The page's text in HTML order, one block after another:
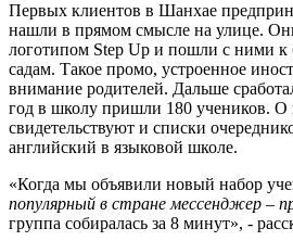
Первых клиентов в Шанхае
нашли в прямом смысле на улице.
логотипом Step Up и пошли с ними
садам. Такое промо, устроенное
внимание родителей. Дальше
год в школу пришли 180 учеников.
свидетельствуют и списки
английский в языковой школе.
«Когда мы объявили новый набор
популярный в стране мессенджер –
группа собиралась за 8 минут», -